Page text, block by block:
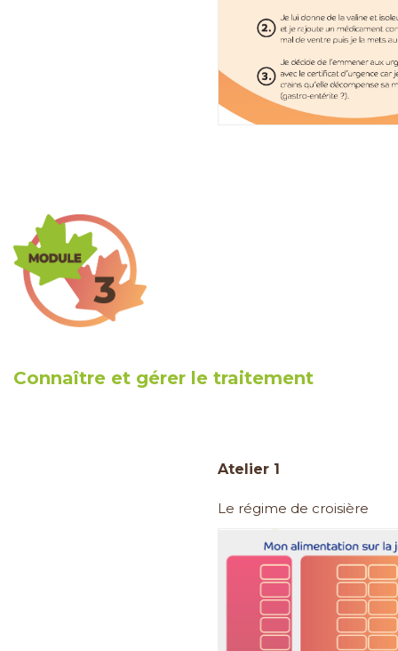
Connaître et gérer le traitement
Atelier 1
Le régime de croisière